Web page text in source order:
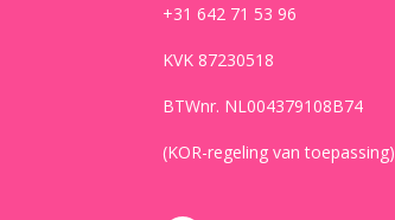
+31 642 71 53 96
KVK 87230518
BTWnr. NL004379108B74
(KOR-regeling van toepassing)